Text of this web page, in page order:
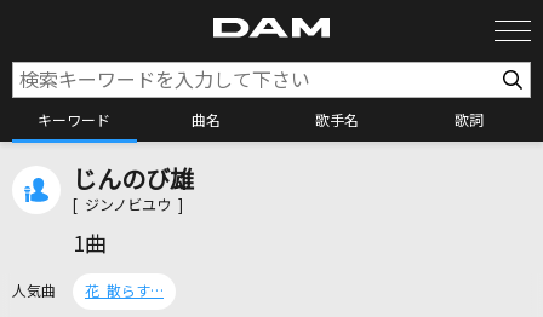
キーワード 曲名 歌手名 歌詞
じんのび雄
[ ジンノビユウ ]
1曲
人気曲 花 散らす…